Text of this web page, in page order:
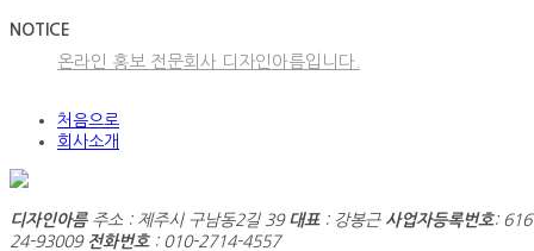
NOTICE
온라인 홍보 전문회사 디자인아름입니다.
처음으로
회사소개
디자인아름주소 : 제주시 구남동2길 39 대표 : 강봉근 사업자등록번호:
24-93009 전화번호: 010-2714-4557